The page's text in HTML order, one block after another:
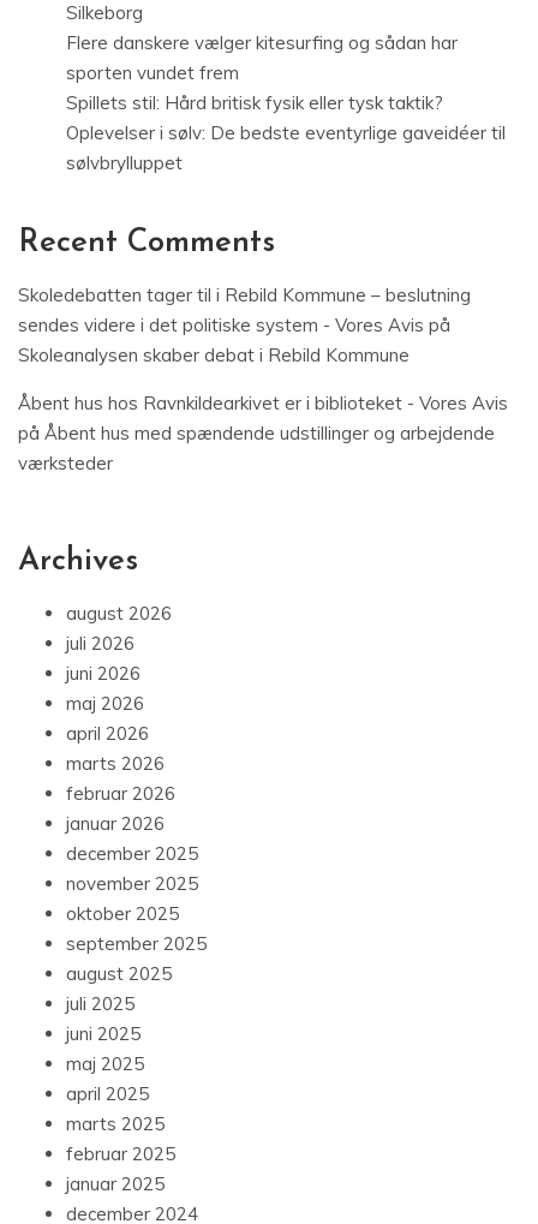
Silkeborg
Flere danskere vælger kitesurfing og sådan har
sporten vundet frem
Spillets stil: Hård britisk fysik eller tysk taktik?
Oplevelser i sølv: De bedste eventyrlige gaveidéer til
sølvbrylluppet
Recent Comments
Skoledebatten tager til i Rebild Kommune – beslutning
sendes videre i det politiske system - Vores Avis på
Skoleanalysen skaber debat i Rebild Kommune
Åbent hus hos Ravnkildearkivet er i biblioteket - Vores Avis
på Åbent hus med spændende udstillinger og arbejdende
værksteder
Archives
august 2026
juli 2026
juni 2026
maj 2026
april 2026
marts 2026
februar 2026
januar 2026
december 2025
november 2025
oktober 2025
september 2025
august 2025
juli 2025
juni 2025
maj 2025
april 2025
marts 2025
februar 2025
januar 2025
december 2024